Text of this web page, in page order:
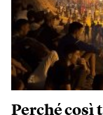
Perché così